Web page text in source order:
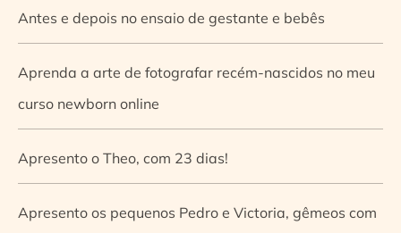
Antes e depois no ensaio de gestante e bebês
Aprenda a arte de fotografar recém-nascidos no meu
curso newborn online
Apresento o Theo, com 23 dias!
Apresento os pequenos Pedro e Victoria, gêmeos com